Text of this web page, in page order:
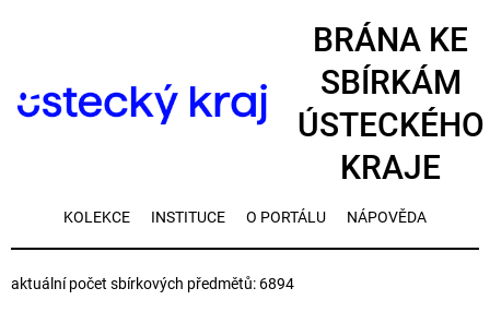
BRÁNA KE
SBÍRKÁM
ÚSTECKÉHO
KRAJE
KOLEKCE INSTITUCE O PORTÁLU NÁPOVĚDA
aktuální počet sbírkových předmětů: 6894